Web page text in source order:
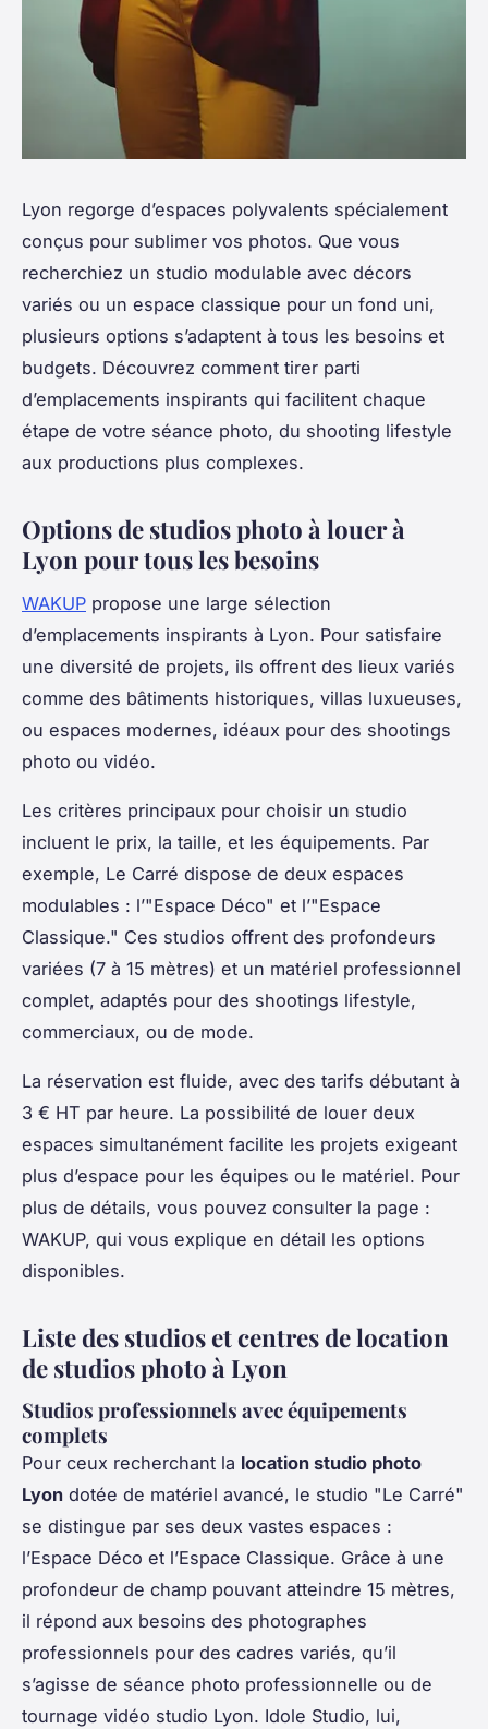
Lyon regorge d’espaces polyvalents spécialement
conçus pour sublimer vos photos. Que vous
recherchiez un studio modulable avec décors
variés ou un espace classique pour un fond uni,
plusieurs options s’adaptent à tous les besoins et
budgets. Découvrez comment tirer parti
d’emplacements inspirants qui facilitent chaque
étape de votre séance photo, du shooting lifestyle
aux productions plus complexes.
Options de studios photo à louer à
Lyon pour tous les besoins
WAKUP propose une large sélection
d’emplacements inspirants à Lyon. Pour satisfaire
une diversité de projets, ils offrent des lieux variés
comme des bâtiments historiques, villas luxueuses,
ou espaces modernes, idéaux pour des shootings
photo ou vidéo.
Les critères principaux pour choisir un studio
incluent le prix, la taille, et les équipements. Par
exemple, Le Carré dispose de deux espaces
modulables : l’"Espace Déco" et l’"Espace
Classique." Ces studios offrent des profondeurs
variées (7 à 15 mètres) et un matériel professionnel
complet, adaptés pour des shootings lifestyle,
commerciaux, ou de mode.
La réservation est fluide, avec des tarifs débutant à
3 € HT par heure. La possibilité de louer deux
espaces simultanément facilite les projets exigeant
plus d’espace pour les équipes ou le matériel. Pour
plus de détails, vous pouvez consulter la page :
WAKUP, qui vous explique en détail les options
disponibles.
Liste des studios et centres de location
de studios photo à Lyon
Studios professionnels avec équipements
complets
Pour ceux recherchant la location studio photo
Lyon dotée de matériel avancé, le studio "Le Carré"
se distingue par ses deux vastes espaces :
l’Espace Déco et l’Espace Classique. Grâce à une
profondeur de champ pouvant atteindre 15 mètres,
il répond aux besoins des photographes
professionnels pour des cadres variés, qu’il
s’agisse de séance photo professionnelle ou de
tournage vidéo studio Lyon. Idole Studio, lui,